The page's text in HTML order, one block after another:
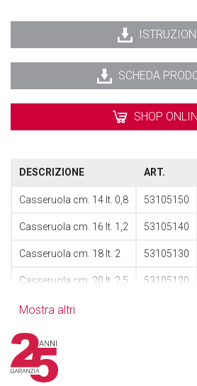
SCHEDA
SHOP
DESCRIZIONE ART.
Casseruola cm. 14 lt. 0,8 53105150
Casseruola cm. 16 lt. 1,2 53105140
Casseruola cm. 18 lt. 2 53105130
Casseruola cm. 20 lt. 2,5 53105120
Casseruola cm. 22 lt. 3,8
Casseruola cm. 24 lt. 5
Casseruola cm. 26 lt. 7
Mostra altri